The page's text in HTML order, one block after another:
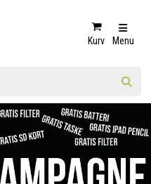
Kurv Menu